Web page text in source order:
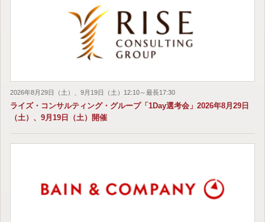
2026年8月29日（土）、9月19日（土）12:10～最長17:30
ライズ・コンサルティング・グループ「1Day選考会」2026年8月29日
（土）、9月19日（土）開催